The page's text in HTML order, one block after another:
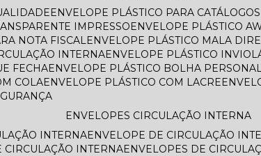
ENVELOPE PLÁSTICO PARA CATÁLOGOS
IMPRESSO
ENVELOPE PLÁSTICO
NOTA FISCAL
ENVELOPE PLÁSTICO MALA
INTERNA
ENVELOPE PLÁSTICO
FECHA
ENVELOPE PLÁSTICO BOLHA
COLA
ENVELOPE PLÁSTICO COM LACRE
ENVELOPES CIRCULAÇÃO INTERNA
INTERNA
ENVELOPE DE CIRCULAÇÃO
CIRCULAÇÃO INTERNA
ENVELOPES DE